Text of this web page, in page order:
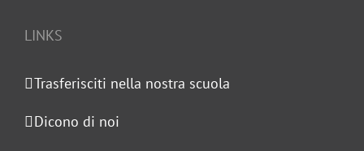
LINKS
Trasferisciti nella nostra scuola
Dicono di noi